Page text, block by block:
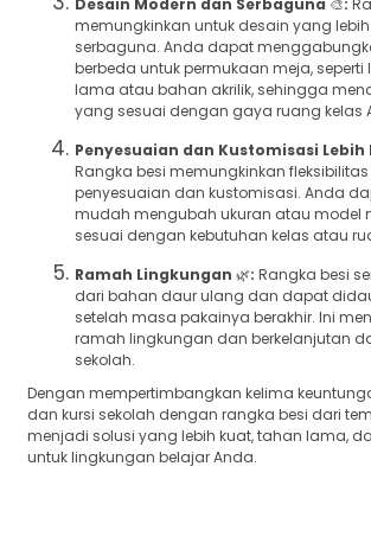
memungkinkan untuk desain yang
serbaguna. Anda dapat
berbeda untuk permukaan meja,
lama atau bahan akrilik, sehingga
yang sesuai dengan gaya ruang kelas
Penyesuaian dan Kustomisasi Lebih
Rangka besi memungkinkan
penyesuaian dan kustomisasi. Anda
mudah mengubah ukuran atau model
sesuai dengan kebutuhan kelas atau
Ramah Lingkungan 🌿: Rangka besi
dari bahan daur ulang dan dapat
setelah masa pakainya berakhir. Ini
ramah lingkungan dan berkelanjutan
sekolah.
Dengan mempertimbangkan kelima
dan kursi sekolah dengan rangka besi dari
menjadi solusi yang lebih kuat, tahan lama,
untuk lingkungan belajar Anda.